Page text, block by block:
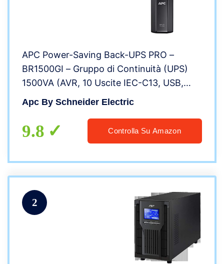
APC Power-Saving Back-UPS PRO –
BR1500GI – Gruppo di Continuità (UPS)
1500VA (AVR, 10 Uscite IEC-C13, USB,
Shutdown Software, Risparmio
Apc By Schneider Electric
9.8 Controlla Su Amazon
2